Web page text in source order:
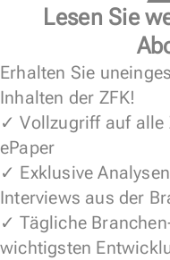
Lesen Sie
Erhalten Sie
Inhalten der ZFK!
✓ Vollzugriff auf alle
ePaper
✓ Exklusive
Interviews aus der
✓ Tägliche
wichtigsten